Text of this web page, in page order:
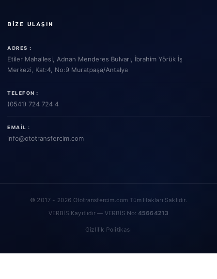
BIZE ULAŞIN
ADRES :
Etiler Mahallesi, Adnan Menderes Bulvarı, İbrahim Yörük İş
Merkezi, Kat:4, No:9 Muratpaşa/Antalya
TELEFON :
(0541) 724 724 4
EMAIL :
info@ototransfercim.com
© 2017 - 2026 Ototransfercim.com Tüm Hakları Saklıdır.
VERBİS Kayıtlıdır — VERBİS No: 45664213
Gizlilik Politikası